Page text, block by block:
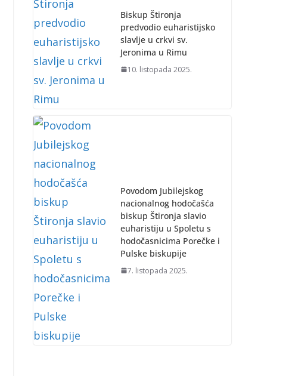
Biskup Štironja
predvodio euharistijsko
slavlje u crkvi sv.
Jeronima u Rimu
10. listopada 2025.
Povodom Jubilejskog
nacionalnog hodočašća
biskup Štironja slavio
euharistiju u Spoletu s
hodočasnicima Porečke i
Pulske biskupije
7. listopada 2025.